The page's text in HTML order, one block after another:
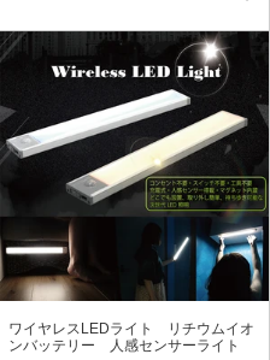
ワイヤレスLEDライト リチウムイオ
ンバッテリー 人感センサーライト